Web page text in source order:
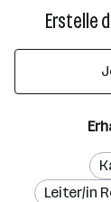
Erstelle
Leiter/in